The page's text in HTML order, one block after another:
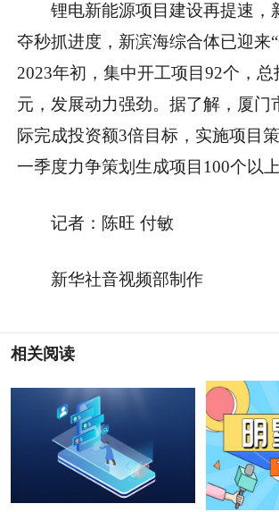
锂电新能源项目建设再提速，
夺秒抓进度，新滨海综合体已迎
2023年初，集中开工项目92个，总
元，发展动力强劲。据了解，厦门
际完成投资额3倍目标，实施项目
一季度力争策划生成项目100个以上
记者：陈旺 付敏
新华社音视频部制作
相关阅读